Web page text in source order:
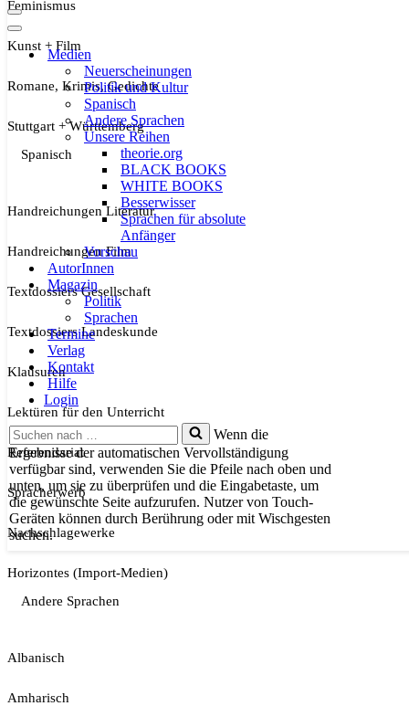
Navigationsmenü
Navigationsmenü
Medien
Neuerscheinungen
Politik und Kultur
Spanisch
Andere Sprachen
Unsere Reihen
theorie.org
BLACK BOOKS
WHITE BOOKS
Besserwisser
Sprachen für absolute
Anfänger
Vorschau
AutorInnen
Magazin
Politik
Sprachen
Termine
Verlag
Kontakt
Hilfe
Login
Suchen
nach …
Wenn die
Ergebnisse der automatischen Vervollständigung
verfügbar sind, verwenden Sie die Pfeile nach oben und
unten, um sie zu überprüfen und die Eingabetaste, um
die gewünschte Seite aufzurufen. Nutzer von Touch-
Geräten können durch Berührung oder mit Wischgesten
suchen.
Feminismus
Kunst + Film
Romane, Krimis, Gedichte
Stuttgart + Württemberg
Spanisch
Handreichungen Literatur
Handreichungen Film
Textdossiers Gesellschaft
Textdossiers Landeskunde
Klausuren
Lektüren für den Unterricht
Referendariat
Spracherwerb
Nachschlagewerke
Horizontes (Import-Medien)
Andere Sprachen
Albanisch
Amharisch